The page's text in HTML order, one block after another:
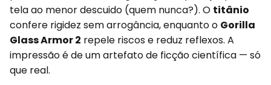
tela ao menor descuido (quem nunca?). O titânio
confere rigidez sem arrogância, enquanto o Gorilla
Glass Armor 2 repele riscos e reduz reflexos. A
impressão é de um artefato de ficção científica — só
que real.